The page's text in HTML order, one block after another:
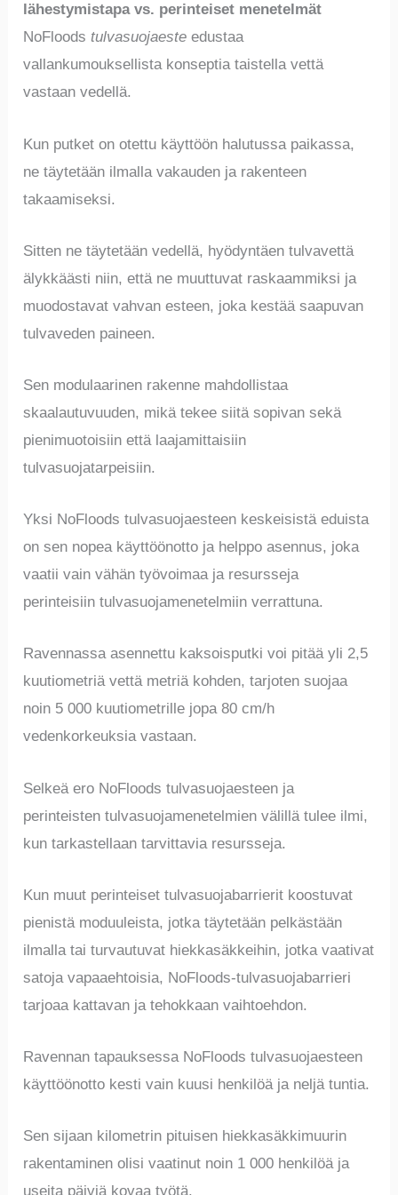
lähestymistapa vs. perinteiset menetelmät
NoFloodstulvasuojaeste edustaa
vallankumouksellista konseptia taistella vettä
vastaan vedellä.
Kun putket on otettu käyttöön halutussa paikassa,
ne täytetään ilmalla vakauden ja rakenteen
takaamiseksi.
Sitten ne täytetään vedellä, hyödyntäen tulvavettä
älykkäästi niin, että ne muuttuvat raskaammiksi ja
muodostavat vahvan esteen, joka kestää saapuvan
tulvaveden paineen.
Sen modulaarinen rakenne mahdollistaa
skaalautuvuuden, mikä tekee siitä sopivan sekä
pienimuotoisiin että laajamittaisiin
tulvasuojatarpeisiin.
Yksi NoFloods tulvasuojaesteen keskeisistä eduista
on sen nopea käyttöönotto ja helppo asennus, joka
vaatii vain vähän työvoimaa ja resursseja
perinteisiin tulvasuojamenetelmiin verrattuna.
Ravennassa asennettu kaksoisputki voi pitää yli 2,5
kuutiometriä vettä metriä kohden, tarjoten suojaa
noin 5 000 kuutiometrille jopa 80 cm/h
vedenkorkeuksia vastaan.
Selkeä ero NoFloods tulvasuojaesteen ja
perinteisten tulvasuojamenetelmien välillä tulee ilmi,
kun tarkastellaan tarvittavia resursseja.
Kun muut perinteiset tulvasuojabarrierit koostuvat
pienistä moduuleista, jotka täytetään pelkästään
ilmalla tai turvautuvat hiekkasäkkeihin, jotka vaativat
satoja vapaaehtoisia, NoFloods-tulvasuojabarrieri
tarjoaa kattavan ja tehokkaan vaihtoehdon.
Ravennan tapauksessa NoFloods tulvasuojaesteen
käyttöönotto kesti vain kuusi henkilöä ja neljä tuntia.
Sen sijaan kilometrin pituisen hiekkasäkkimuurin
rakentaminen olisi vaatinut noin 1 000 henkilöä ja
useita päiviä kovaa työtä.